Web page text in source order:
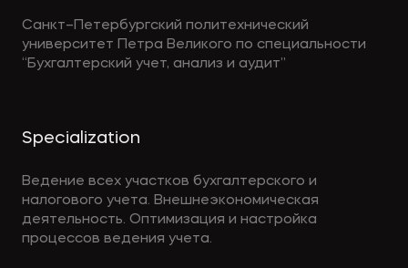
Санкт–Петербургский политехнический
университет Петра Великого по специальности
“Бухгалтерский учет, анализ и аудит”
Specialization
Ведение всех участков бухгалтерского и
налогового учета. Внешнеэкономическая
деятельность. Оптимизация и настройка
процессов ведения учета.